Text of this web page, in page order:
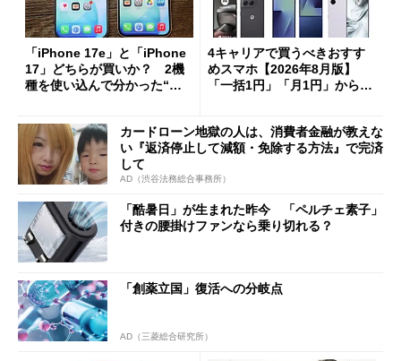
「iPhone 17e」と「iPhone
17」どちらが買いか？ 2機
種を使い込んで分かった“ス
4キャリアで買うべきおすす
めスマホ【2026年8月版】
「一括1円」「月1円」からお
カードローン地獄の人は、消費者金融が教えな
い『返済停止して減額・免除する方法』で完済
して
AD（渋谷法務総合事務所）
「酷暑日」が生まれた昨今 「ペルチェ素子」
付きの腰掛けファンなら乗り切れる？
「創薬立国」復活への分岐点
AD（三菱総合研究所）